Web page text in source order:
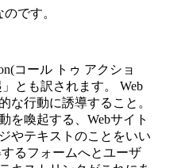
です。
コール トゥ アクショ
とも訳されます。 Web
な行動に誘導すること。
を喚起する、Webサイト
やテキストのことをいい
るフォームへとユーザ